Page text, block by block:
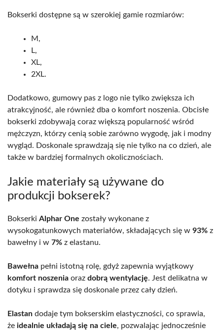
Bokserki dostępne są w szerokiej gamie rozmiarów:
M,
L,
XL,
2XL.
Dodatkowo, gumowy pas z logo nie tylko zwiększa ich
atrakcyjność, ale również dba o komfort noszenia. Obcisłe
bokserki zdobywają coraz większą popularność wśród
mężczyzn, którzy cenią sobie zarówno wygodę, jak i modny
wygląd. Doskonale sprawdzają się nie tylko na co dzień, ale
także w bardziej formalnych okolicznościach.
Jakie materiały są używane do
produkcji bokserek?
Bokserki Alphar One zostały wykonane z
wysokogatunkowych materiałów, składających się w 93% z
bawełny i w 7% z elastanu.
Bawełna pełni istotną rolę, gdyż zapewnia wyjątkowy
komfort noszenia oraz dobrą wentylację. Jest delikatna w
dotyku i sprawdza się doskonale przez cały dzień.
Elastan dodaje tym bokserskim elastyczności, co sprawia,
że idealnie układają się na ciele, pozwalając jednocześnie